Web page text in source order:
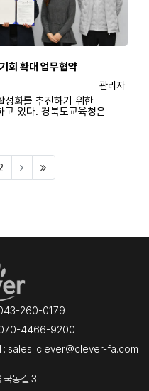
회 확대 업무협약
등록자
관리자
성화를 추진하기 위한
고 있다. 경북도교육청은
(last)
260-0179
070-4466-9200
: sales_clever@clever-fa.com
국동길 3